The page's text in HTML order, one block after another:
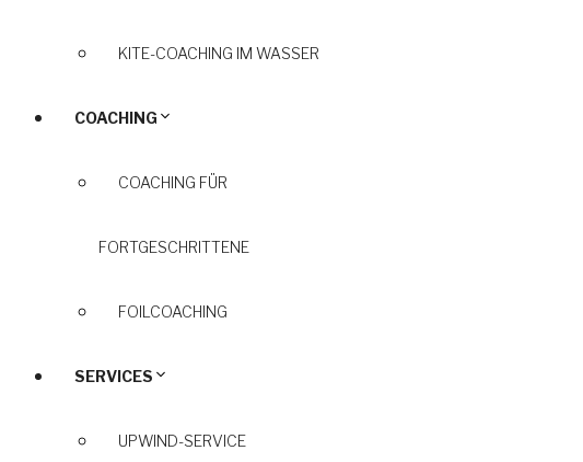
KITE-COACHING IM WASSER
COACHING
COACHING FÜR
FORTGESCHRITTENE
FOILCOACHING
SERVICES
UPWIND-SERVICE